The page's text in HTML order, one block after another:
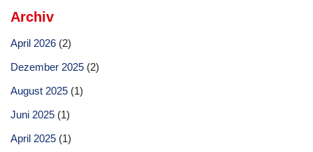
Archiv
April 2026 (2)
Dezember 2025 (2)
August 2025 (1)
Juni 2025 (1)
April 2025 (1)